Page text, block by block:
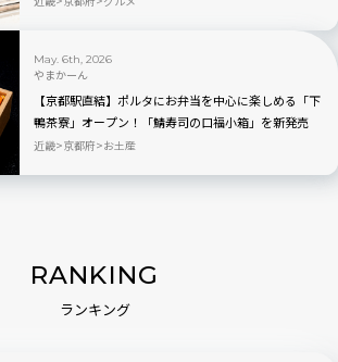
May. 6th, 2026
やまかーん
【京都駅直結】ポルタにお弁当を中心に楽しめる「下
鴨茶寮」オープン！「鯖寿司の口福小箱」を新発売
近畿 京都府 お土産
RANKING
ランキング